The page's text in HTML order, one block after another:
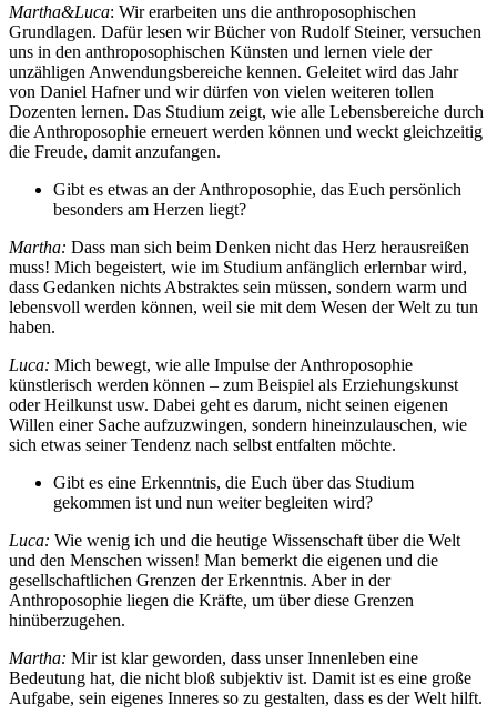
Martha&Luca: Wir erarbeiten uns die anthroposophischen
Grundlagen. Dafür lesen wir Bücher von Rudolf Steiner, versuchen
uns in den anthroposophischen Künsten und lernen viele der
unzähligen Anwendungsbereiche kennen. Geleitet wird das Jahr
von Daniel Hafner und wir dürfen von vielen weiteren tollen
Dozenten lernen. Das Studium zeigt, wie alle Lebensbereiche durch
die Anthroposophie erneuert werden können und weckt gleichzeitig
die Freude, damit anzufangen.
Gibt es etwas an der Anthroposophie, das Euch persönlich
besonders am Herzen liegt?
Martha: Dass man sich beim Denken nicht das Herz herausreißen
muss! Mich begeistert, wie im Studium anfänglich erlernbar wird,
dass Gedanken nichts Abstraktes sein müssen, sondern warm und
lebensvoll werden können, weil sie mit dem Wesen der Welt zu tun
haben.
Luca: Mich bewegt, wie alle Impulse der Anthroposophie
künstlerisch werden können – zum Beispiel als Erziehungskunst
oder Heilkunst usw. Dabei geht es darum, nicht seinen eigenen
Willen einer Sache aufzuzwingen, sondern hineinzulauschen, wie
sich etwas seiner Tendenz nach selbst entfalten möchte.
Gibt es eine Erkenntnis, die Euch über das Studium
gekommen ist und nun weiter begleiten wird?
Luca: Wie wenig ich und die heutige Wissenschaft über die Welt
und den Menschen wissen! Man bemerkt die eigenen und die
gesellschaftlichen Grenzen der Erkenntnis. Aber in der
Anthroposophie liegen die Kräfte, um über diese Grenzen
hinüberzugehen.
Martha: Mir ist klar geworden, dass unser Innenleben eine
Bedeutung hat, die nicht bloß subjektiv ist. Damit ist es eine große
Aufgabe, sein eigenes Inneres so zu gestalten, dass es der Welt hilft.